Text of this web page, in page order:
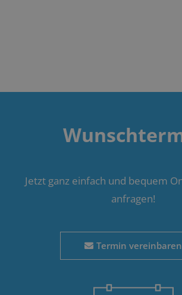
Jetzt ganz einfach und bequem
anfragen!
Termin vereinbaren